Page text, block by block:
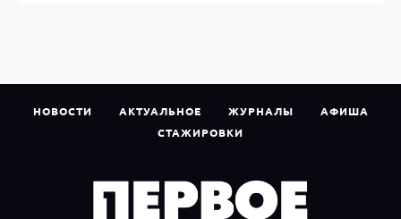
НОВОСТИ АКТУАЛЬНОЕ ЖУРНАЛЫ
АФИША
СТАЖИРОВКИ